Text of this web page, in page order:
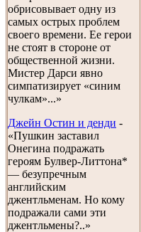
обрисовывает одну из
самых острых проблем
своего времени. Ее герои
не стоят в стороне от
общественной жизни.
Мистер Дарси явно
симпатизирует «синим
чулкам»...»
Джейн Остин и денди -
«Пушкин заставил
Онегина подражать
героям Булвер-Литтона*
— безупречным
английским
джентльменам. Но кому
подражали сами эти
джентльмены?..»